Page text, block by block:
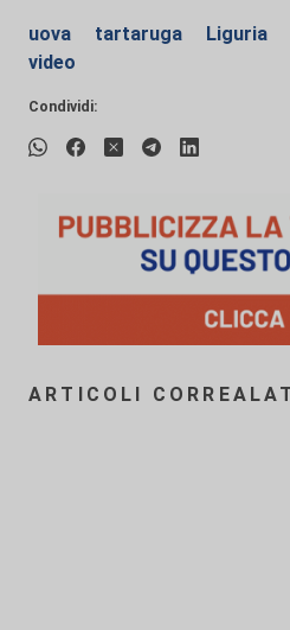
uova tartaruga Liguria
video
Condividi:
ARTICOLI